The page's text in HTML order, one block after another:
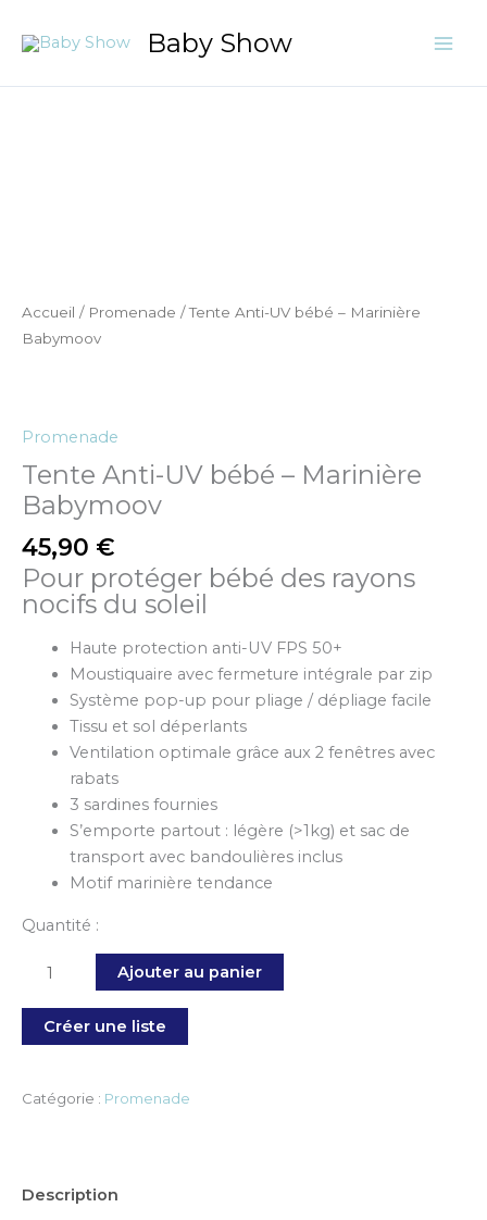
Baby Show
Accueil / Promenade / Tente Anti-UV bébé – Marinière
Babymoov
Promenade
Tente Anti-UV bébé – Marinière
Babymoov
45,90 €
Pour protéger bébé des rayons
nocifs du soleil
Haute protection anti-UV FPS 50+
Moustiquaire avec fermeture intégrale par zip
Système pop-up pour pliage / dépliage facile
Tissu et sol déperlants
Ventilation optimale grâce aux 2 fenêtres avec
rabats
3 sardines fournies
S’emporte partout : légère (>1kg) et sac de
transport avec bandoulières inclus
Motif marinière tendance
Quantité :
Marinière
Babymoov
Ajouter au panier
Créer une liste
Catégorie : Promenade
Description